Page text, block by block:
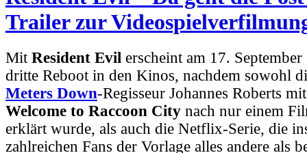
Trailer zur
Mit Resident Evil erscheint am 17.
dritte Reboot in den Kinos, nachdem sowohl
Meters Down-Regisseur Johannes Roberts
Welcome to Raccoon City nach nur einem
erklärt wurde, als auch die Netflix-Serie, die
zahlreichen Fans der Vorlage alles andere als